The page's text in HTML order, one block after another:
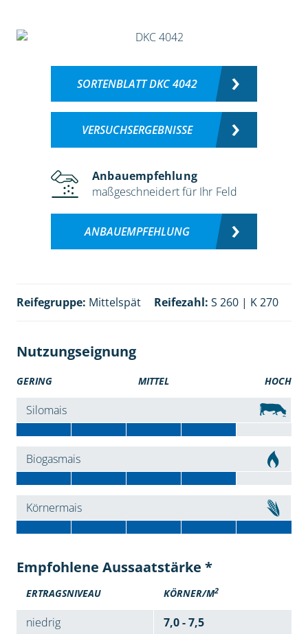
SORTENBLATT DKC 4042
VERSUCHSERGEBNISSE
Anbauempfehlung
maßgeschneidert für Ihr Feld
ANBAUEMPFEHLUNG
Reifegruppe: Mittelspät Reifezahl: S 260 | K 270
Nutzungseignung
GERING MITTEL HOCH
Silomais
Biogasmais
Körnermais
Empfohlene Aussaatstärke *
ERTRAGSNIVEAU KÖRNER/M2
niedrig
7,0 - 7,5